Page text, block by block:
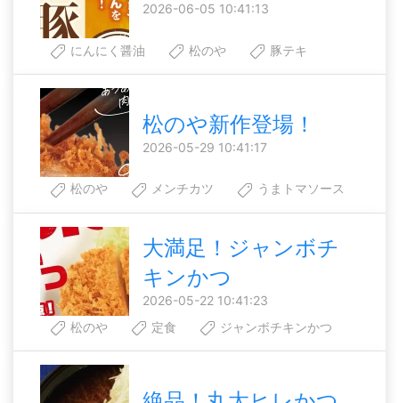
2026-06-05 10:41:13
にんにく醤油 松のや 豚テキ
松のや新作登場！
2026-05-29 10:41:17
松のや メンチカツ うまトマソース
大満足！ジャンボチ
キンかつ
2026-05-22 10:41:23
松のや
定食 ジャンボチキンかつ